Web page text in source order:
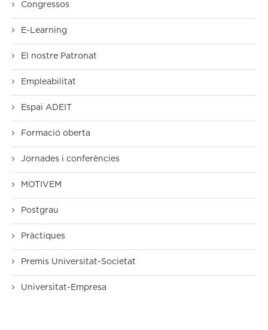
Congressos
E-Learning
El nostre Patronat
Empleabilitat
Espai ADEIT
Formació oberta
Jornades i conferències
MOTIVEM
Postgrau
Pràctiques
Premis Universitat-Societat
Universitat-Empresa